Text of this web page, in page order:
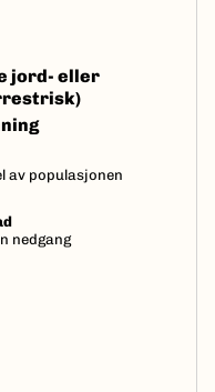
jord- eller
av populasjonen
nedgang